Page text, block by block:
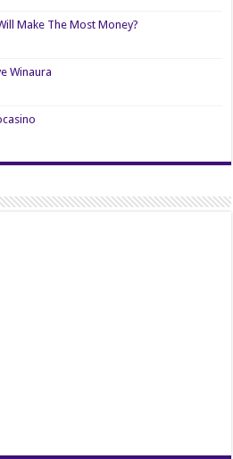
Make The Most Money?
Winaura